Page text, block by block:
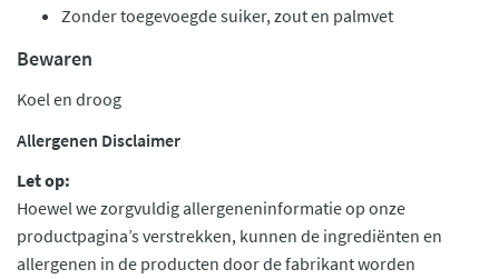
Zonder toegevoegde suiker, zout en palmvet
Bewaren
Koel en droog
Allergenen Disclaimer
Let op:
Hoewel we zorgvuldig allergeneninformatie op onze
productpagina’s verstrekken, kunnen de ingrediënten en
allergenen in de producten door de fabrikant worden